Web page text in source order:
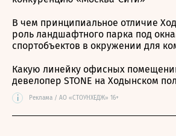
В чем принципиальное отличие
роль ландшафтного парка под
спортобъектов в окружении для
Какую линейку офисных
девелопер STONE на Ходынском
i Реклама / АО «СТОУНХЕДЖ» 16+